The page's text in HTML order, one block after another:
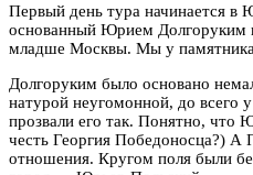
Первый день тура начинается в
основанный Юрием Долгоруким
младше Москвы. Мы у
Долгоруким было основано
натурой неугомонной, до всего
прозвали его так. Понятно, что
честь Георгия Победоносца?) А
отношения. Кругом поля были